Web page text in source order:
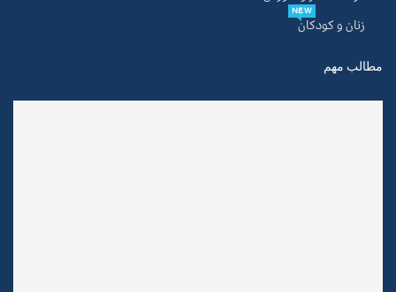
زنان و کودکان
NEW
مطالب مهم